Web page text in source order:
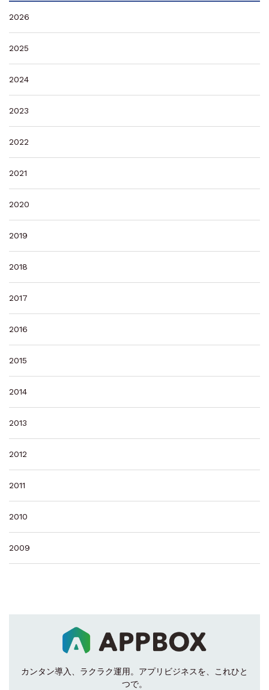
2026
2025
2024
2023
2022
2021
2020
2019
2018
2017
2016
2015
2014
2013
2012
2011
2010
2009
カンタン導入、ラクラク運用。 アプリビジネスを、これひと
つで。